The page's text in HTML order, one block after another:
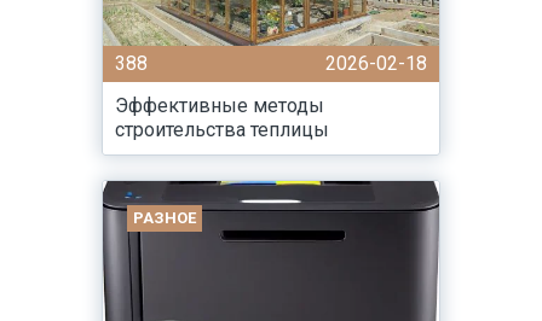
388
2026-02-18
Эффективные методы
строительства теплицы
РАЗНОЕ